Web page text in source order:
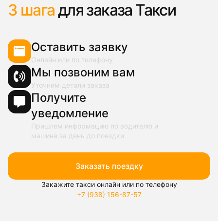
3 шагадля заказа Такси
Оставить заявку
Онлайн или по телефону
Мы позвоним вам
Уточним детали заказа
Получите
уведомление
Пришлем информацию по водителю и
машине за день до поездки
Заказать поездку
Закажите такси онлайн или по телефону
+7 (938) 156-87-57